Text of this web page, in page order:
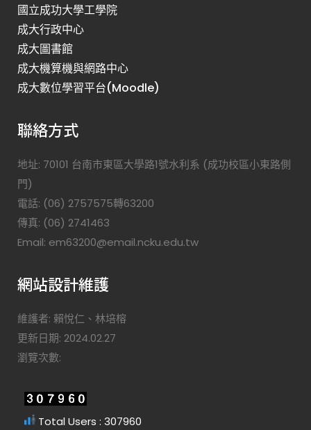
國立成功大學工學院
成大行政中心
成大圖書館
成大機算機與網路中心
成大數位學習平台(Moodle)
聯絡方式
地址: 70101 台南市東區大學路1號水利系 (成功校區小東路側
門)
電話: (06) 2757575轉63200
傳真: (06) 2741463
Email: em63200@email.ncku.edu.tw
網站設計維護
維護者: 賴悅仁、林培榕
更新日期: 2024.02.27
瀏覽次數:
Total Users : 307960